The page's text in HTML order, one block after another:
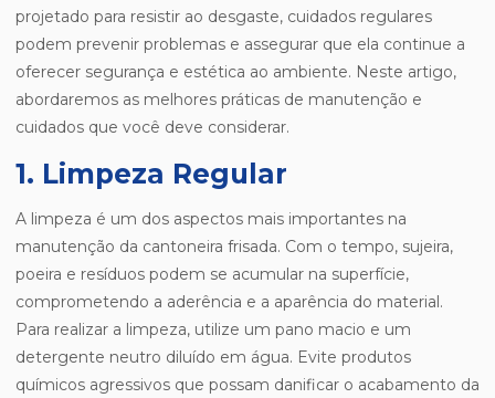
projetado para resistir ao desgaste, cuidados regulares
podem prevenir problemas e assegurar que ela continue a
oferecer segurança e estética ao ambiente. Neste artigo,
abordaremos as melhores práticas de manutenção e
cuidados que você deve considerar.
1. Limpeza Regular
A limpeza é um dos aspectos mais importantes na
manutenção da cantoneira frisada. Com o tempo, sujeira,
poeira e resíduos podem se acumular na superfície,
comprometendo a aderência e a aparência do material.
Para realizar a limpeza, utilize um pano macio e um
detergente neutro diluído em água. Evite produtos
químicos agressivos que possam danificar o acabamento da